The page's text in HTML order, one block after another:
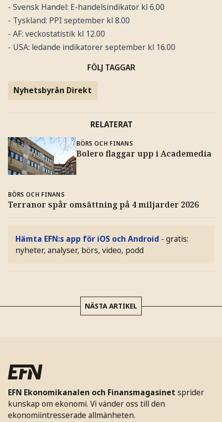
- Svensk Handel: E-handelsindikator kl 6.00
- Tyskland: PPI september kl 8.00
- AF: veckostatistik kl 12.00
- USA: ledande indikatorer september kl 16.00
FÖLJ TAGGAR
Nyhetsbyrån Direkt
RELATERAT
BÖRS OCH FINANS
Bolero flaggar upp i Academedia
BÖRS OCH FINANS
Terranor spår omsättning på 4 miljarder 2026
Hämta EFN:s app för iOS och Android - gratis:
nyheter, analyser, börs, video, podd
NÄSTA ARTIKEL
EFN Ekonomikanalen och Finansmagasinet sprider
kunskap om ekonomi. Vi vänder oss till den
ekonomiintresserade allmänheten.